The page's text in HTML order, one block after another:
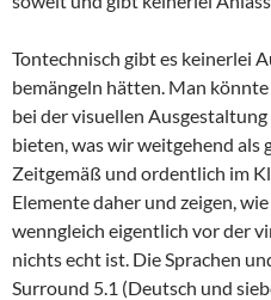
Tontechnisch gibt es keinerlei
bemängeln hätten. Man
bei der visuellen Ausgestaltung
bieten, was wir weitgehend als
Zeitgemäß und ordentlich im
Elemente daher und zeigen,
wenngleich eigentlich vor der
nichts echt ist. Die Sprachen
Surround 5.1 (Deutsch und